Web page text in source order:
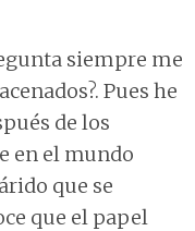
siempre me
Pues he
de los
en el mundo
que se
que el papel